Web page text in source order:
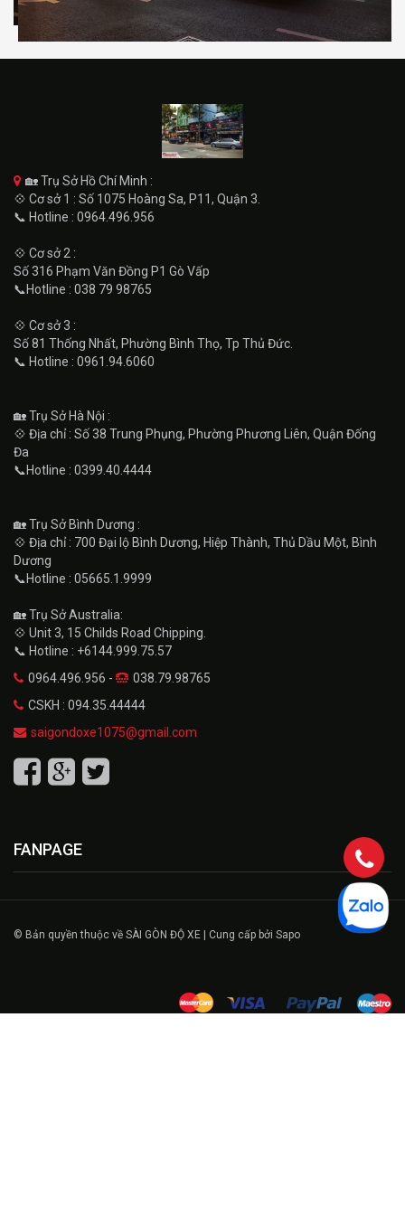
🏡 Trụ Sở Hồ Chí Minh :
💠 Cơ sở 1 : Số 1075 Hoàng Sa, P11, Quận 3.
📞 Hotline : 0964.496.956
💠 Cơ sở 2 :
Số 316 Phạm Văn Đồng P1 Gò Vấp
📞Hotline : 038 79 98765
💠 Cơ sở 3 :
Số 81 Thống Nhất, Phường Bình Thọ, Tp Thủ Đức.
📞 Hotline : 0961.94.6060
🏡 Trụ Sở Hà Nội :
💠 Địa chỉ : Số 38 Trung Phụng, Phường Phương Liên, Quận Đống
Đa
📞Hotline : 0399.40.4444
🏡 Trụ Sở Bình Dương :
💠 Địa chỉ : 700 Đại lộ Bình Dương, Hiệp Thành, Thủ Dầu Một, Bình
Dương
📞Hotline : 05665.1.9999
🏡 Trụ Sở Australia:
💠 Unit 3, 15 Childs Road Chipping.
📞 Hotline : +6144.999.75.57
0964.496.956 -
038.79.98765
CSKH : 094.35.44444
saigondoxe1075@gmail.com
FANPAGE
© Bản quyền thuộc về SÀI GÒN ĐỘ XE | Cung cấp bởi Sapo